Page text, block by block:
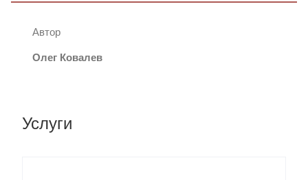
Автор
Олег Ковалев
Услуги